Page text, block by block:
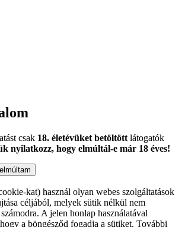
csak 18. életévüket betöltött látogatók
nyilatkozz, hogy elmúltál-e már 18 éves!
kat) használ olyan webes szolgáltatások
céljából, melyek sütik nélkül nem
A jelen honlap használatával
a böngésződ fogadja a sütiket. További